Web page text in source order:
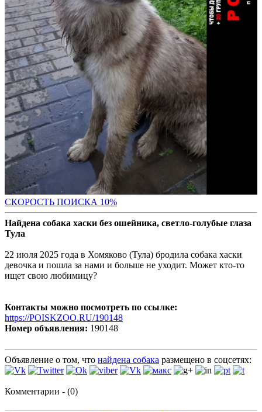
СКОРОСТЬ ПОИСКА 10%
Найдена собака хаски без ошейника, светло-голубые глаза
Тула
22 июля 2025 года в Хомяково (Тула) бродила собака хаски
девочка и пошла за нами и больше не уходит. Может кто-то
ищет свою любимицу?
Контакты можно посмотреть по ссылке:
https://POISKZOO.RU/190148
Номер объявления: 190148
Объявление о том, что найдена собака размещено в соцсетях:
Комментарии - (0)